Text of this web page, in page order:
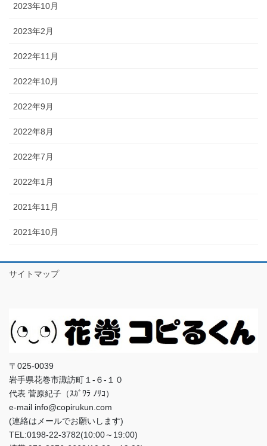
2023年10月
2023年2月
2022年11月
2022年10月
2022年9月
2022年8月
2022年7月
2022年1月
2021年11月
2021年10月
サイトマップ
〒025-0039
岩手県花巻市諏訪町１-６-１０
代表 菅原紀子（ｽｶﾞﾜﾗ ﾉﾘｺ）
e-mail info@copirukun.com
(連絡はメールでお願いします)
TEL:0198-22-3782(10:00～19:00)